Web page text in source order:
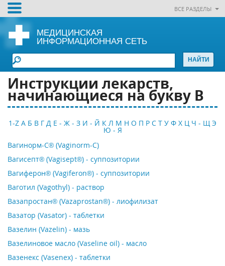
ВСЕ РАЗДЕЛЫ
МЕДИЦИНСКАЯ
ИНФОРМАЦИОННАЯ СЕТЬ
Инструкции лекарств,
начинающиеся на букву В
1-Z А Б В Г Д Е - Ж - З И - Й К Л М Н О П Р С Т У Ф Х Ц Ч - Щ Э
Ю - Я
Вагинорм-С® (Vaginorm-C)
Вагисепт® (Vagisept®) - суппозитории
Вагиферон® (Vagiferon®) - суппозитории
Ваготил (Vagothyl) - раствор
Вазапростан® (Vazaprostan®) - лиофилизат
Вазатор (Vasator) - таблетки
Вазелин (Vazelin) - мазь
Вазелиновое масло (Vaseline oil) - масло
Вазенекс (Vasenex) - таблетки